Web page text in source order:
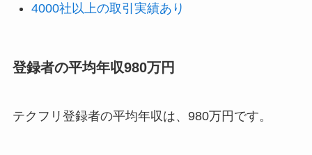
4000社以上の取引実績あり
登録者の平均年収980万円
テクフリ登録者の平均年収は、980万円です。